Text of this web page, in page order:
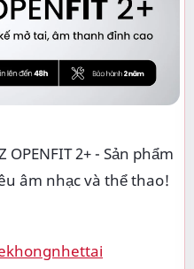
2+ - Sản phẩm
âm nhạc và thể thao!